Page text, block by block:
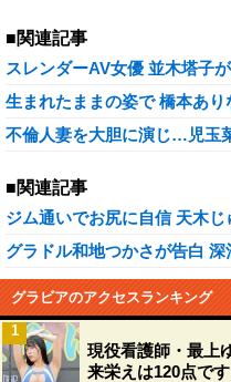
■関連記事
スレンダーAV女優 並木塔子
生まれたままの姿で 橋本あ
不倫人妻を大胆に演じ…児玉
■関連記事
ジム通いでお尻に自信 天木じ
グラドル和地つかさが告白
グラビアのアクセスランキング
現役看護師・最上
来栄えは120点で
1